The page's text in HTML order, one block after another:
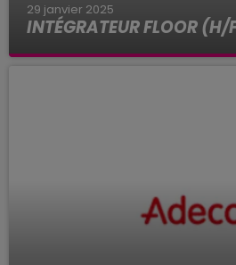
29 janvier 2025
INTÉGRATEUR FLOOR (H/
Adecco Recrute pour